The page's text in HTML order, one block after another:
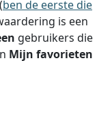
ben de eerste die
is een
gebruikers die
Mijn favorieten